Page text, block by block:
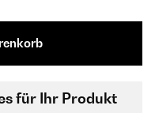
für Ihr Produkt